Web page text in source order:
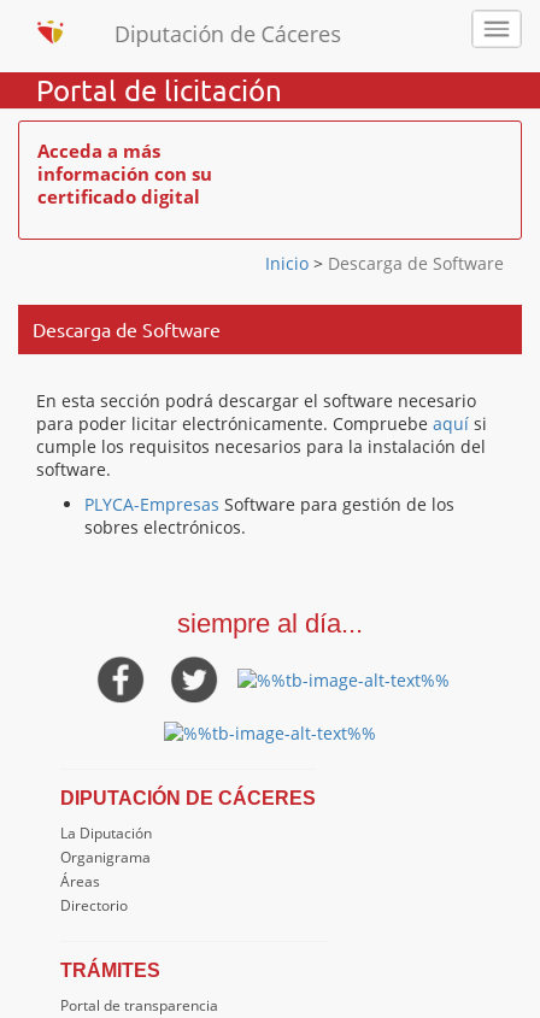
Portal de licitación
Acceda a más
información con su
certificado digital
Inicio > Descarga de Software
Descarga de Software
En esta sección podrá descargar el software necesario
para poder licitar electrónicamente. Compruebe aquí si
cumple los requisitos necesarios para la instalación del
software.
PLYCA-Empresas Software para gestión de los
sobres electrónicos.
siempre al día...
DIPUTACIÓN DE CÁCERES
La Diputación
Organigrama
Áreas
Directorio
TRÁMITES
Portal de transparencia